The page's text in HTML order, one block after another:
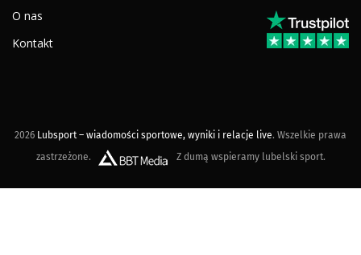
O nas
Kontakt
2026 Lubsport – wiadomości sportowe, wyniki i relacje live. Wszelkie prawa
zastrzeżone.
Z dumą wspieramy lubelski sport.